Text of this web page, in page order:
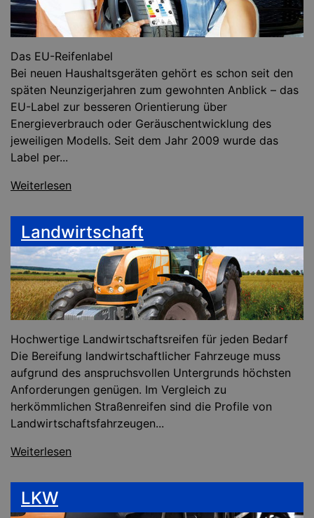
Das EU-Reifenlabel
Bei neuen Haushaltsgeräten gehört es schon seit den
späten Neunzigerjahren zum gewohnten Anblick – das
EU-Label zur besseren Orientierung über
Energieverbrauch oder Geräuschentwicklung des
jeweiligen Modells. Seit dem Jahr 2009 wurde das
Label per...
Weiterlesen
Landwirtschaft
Hochwertige Landwirtschaftsreifen für jeden Bedarf
Die Bereifung landwirtschaftlicher Fahrzeuge muss
aufgrund des anspruchsvollen Untergrunds höchsten
Anforderungen genügen. Im Vergleich zu
herkömmlichen Straßenreifen sind die Profile von
Landwirtschaftsfahrzeugen...
Weiterlesen
LKW